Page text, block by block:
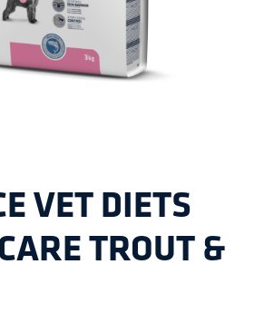
VET DIETS
TROUT &